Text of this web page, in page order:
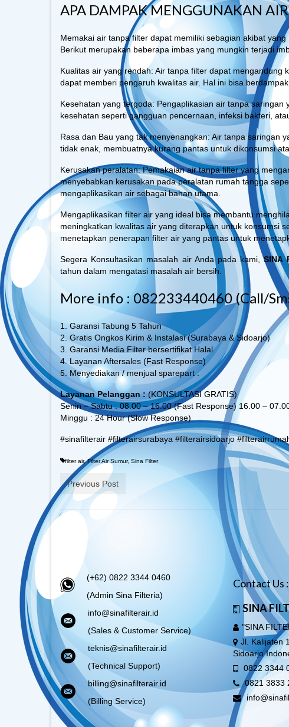
APA DAMPAK MENGGUNAKAN AIR
Memakai air tanpa filter dapat memiliki sebagian akibat
Berikut merupakan beberapa imbas yang mungkin terjadi
Kualitas air yang rendah: Air tanpa filter dapat
dapat memberi pengaruh kwalitas air. Hal ini bisa
Kesehatan yang tergoda: Pengaplikasian air tanpa
kesehatan seperti gangguan pencernaan, infeksi bakteri,
Rasa dan Bau yang tak menyenangkan: Air tanpa saringan
tidak enak, membuatnya kurang pantas untuk dikonsumsi
Kerusakan peralatan: Pemakaian air tanpa filter yang
menyebabkan kerusakan pada peralatan rumah tangga
mengaplikasikan air sebagai bahan utama.
Mengaplikasikan filter air yang ideal bisa membantu
meningkatkan kwalitas air yang diterapkan untuk konsumsi
menetapkan penerapan filter air yang pantas untuk
Segera Konsultasikan masalah air Anda pada kami,SINA
tahun dalam mengatasi masalah air bersih.
More info : 082233440460 (Call/
1. Garansi Tabung 5 Tahun
2. Gratis Ongkos Kirim & Instalasi (Surabaya & Sidoarjo)
3. Garansi Media Filter bersertifikat Halal
4. Layanan Aftersales (Fast Response)
5. Menyediakan / menjual sparepart .
Layanan Pelanggan :(KONSULTASI GRATIS)
Senin – Sabtu : 08.00 – 16.00 (Fast Response) 16.00 –
Minggu : 24 Hour (Slow Response)
#sinafilterair #filterairsurabaya #filterairsidoarjo
filter air,Filter Air Sumur, Sina Filter
Previous Post
(+62) 0822 3344 0460
(Admin Sina Filteria)
info@sinafilterair.id
(Sales & Customer Service)
teknis@sinafilterair.id
(Technical Support)
billing@sinafilterair.id
(Billing Service)
Contact Us :
SINA
"SINA
Jl. Kalijaten
Sidoarjo
0822 3344
0821 3833